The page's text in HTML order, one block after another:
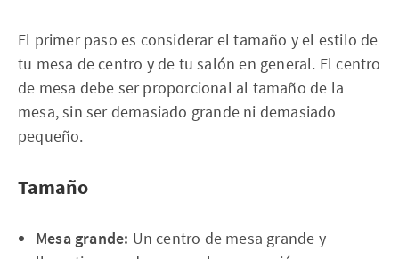
El primer paso es considerar el tamaño y el estilo de
tu mesa de centro y de tu salón en general. El centro
de mesa debe ser proporcional al tamaño de la
mesa, sin ser demasiado grande ni demasiado
pequeño.
Tamaño
Mesa grande: Un centro de mesa grande y